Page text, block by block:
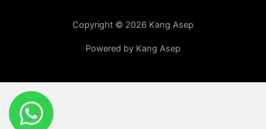
Copyright © 2026 Kang Asep
Powered by Kang Asep